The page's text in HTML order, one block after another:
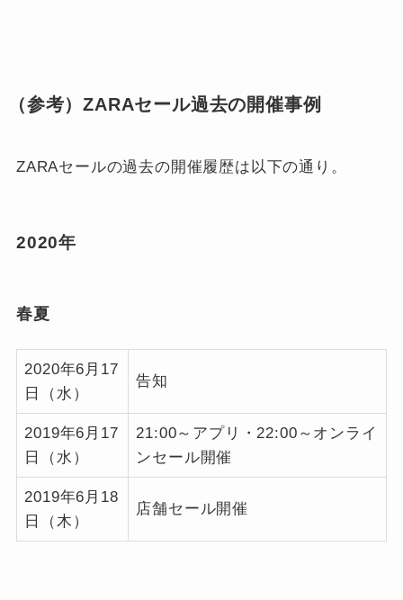
（参考）ZARAセール過去の開催事例
ZARAセールの過去の開催履歴は以下の通り。
2020年
春夏
2020年6月17
日（水）
告知
2019年6月17
日（水）
21:00～アプリ・22:00～オンライ
ンセール開催
2019年6月18
日（木）
店舗セール開催